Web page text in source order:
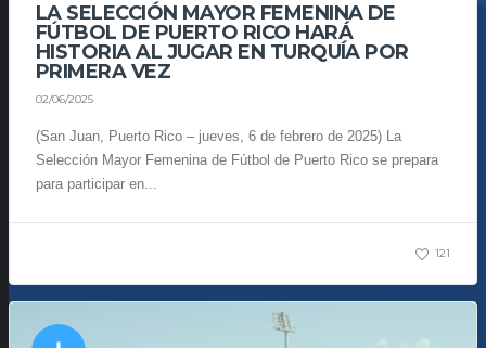
LA SELECCIÓN MAYOR FEMENINA DE
FÚTBOL DE PUERTO RICO HARÁ
HISTORIA AL JUGAR EN TURQUÍA POR
PRIMERA VEZ
02/06/2025
(San Juan, Puerto Rico – jueves, 6 de febrero de 2025) La
Selección Mayor Femenina de Fútbol de Puerto Rico se prepara
para participar en...
121